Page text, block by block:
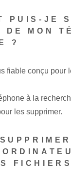
PUIS-JE
DE MON
?
fiable conçu pour
à la
les supprimer.